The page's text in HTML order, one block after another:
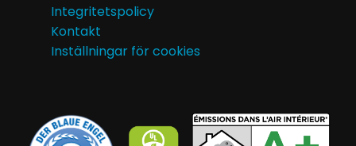
Integritetspolicy
Kontakt
Inställningar för cookies